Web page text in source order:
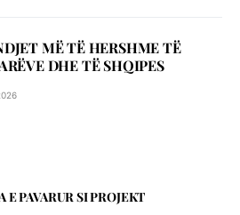
MË TË HERSHME TË
DHE TË SHQIPES
E PAVARUR SI PROJEKT